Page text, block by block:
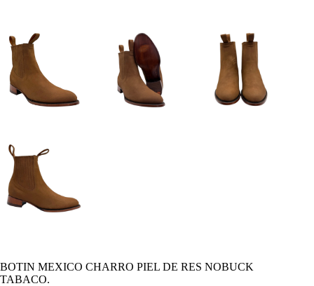
BOTIN MEXICO CHARRO PIEL DE RES NOBUCK
TABACO.